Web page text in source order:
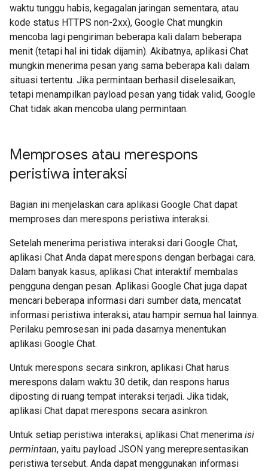
waktu tunggu habis, kegagalan jaringan sementara, atau
kode status HTTPS non-2xx), Google Chat mungkin
mencoba lagi pengiriman beberapa kali dalam beberapa
menit (tetapi hal ini tidak dijamin). Akibatnya, aplikasi Chat
mungkin menerima pesan yang sama beberapa kali dalam
situasi tertentu. Jika permintaan berhasil diselesaikan,
tetapi menampilkan payload pesan yang tidak valid, Google
Chat tidak akan mencoba ulang permintaan.
Memproses atau merespons
peristiwa interaksi
Bagian ini menjelaskan cara aplikasi Google Chat dapat
memproses dan merespons peristiwa interaksi.
Setelah menerima peristiwa interaksi dari Google Chat,
aplikasi Chat Anda dapat merespons dengan berbagai cara.
Dalam banyak kasus, aplikasi Chat interaktif membalas
pengguna dengan pesan. Aplikasi Google Chat juga dapat
mencari beberapa informasi dari sumber data, mencatat
informasi peristiwa interaksi, atau hampir semua hal lainnya.
Perilaku pemrosesan ini pada dasarnya menentukan
aplikasi Google Chat.
Untuk merespons secara sinkron, aplikasi Chat harus
merespons dalam waktu 30 detik, dan respons harus
diposting di ruang tempat interaksi terjadi. Jika tidak,
aplikasi Chat dapat merespons secara asinkron.
Untuk setiap peristiwa interaksi, aplikasi Chat menerima isi
permintaan, yaitu payload JSON yang merepresentasikan
peristiwa tersebut. Anda dapat menggunakan informasi